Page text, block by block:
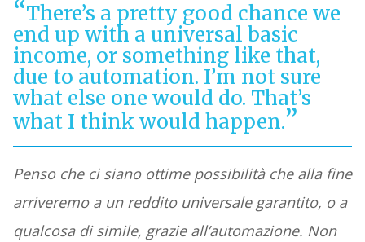
There’s a pretty good chance we
end up with a universal basic
income, or something like that,
due to automation. I’m not sure
what else one would do. That’s
what I think would happen.
Penso che ci siano ottime possibilità che alla fine
arriveremo a un reddito universale garantito, o a
qualcosa di simile, grazie all’automazione. Non